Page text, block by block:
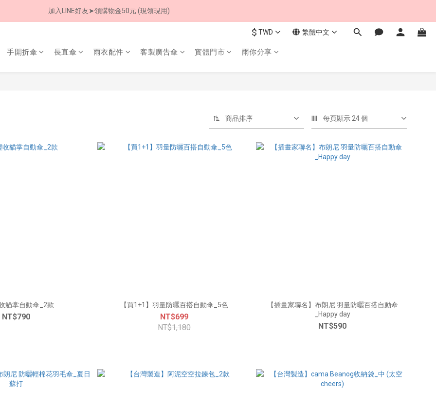
8/8 父親節限定 超商取貨免運費
加入LINE好友➤領購物金50元 (現領現用)
8/8 父親節限定 超商取貨免運費
$ TWD 繁體中文
手開折傘 長直傘 雨衣配件 客製廣告傘 實體門市 雨你分享
商品排序 每頁顯示 24 個
貓掌自動傘_2款
NT$790
【買1+1】羽量防曬百搭自動傘_5色
NT$699
NT$1,180
【插畫家聯名】布朗尼 羽量防曬百搭自動傘
_Happy day
NT$590